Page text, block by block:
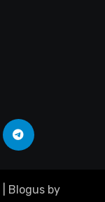
Blogus by